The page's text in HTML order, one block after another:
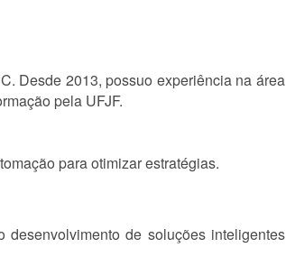
Desde 2013, possuo experiência na área
pela UFJF.
para otimizar estratégias.
de soluções inteligentes